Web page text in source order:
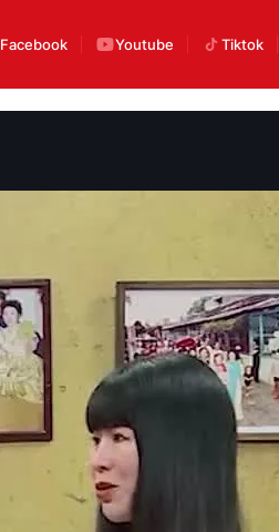
Facebook Youtube Tiktok